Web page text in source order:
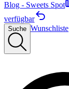
Blog - Sweets Spot
verfügbar
Suche Wunschliste